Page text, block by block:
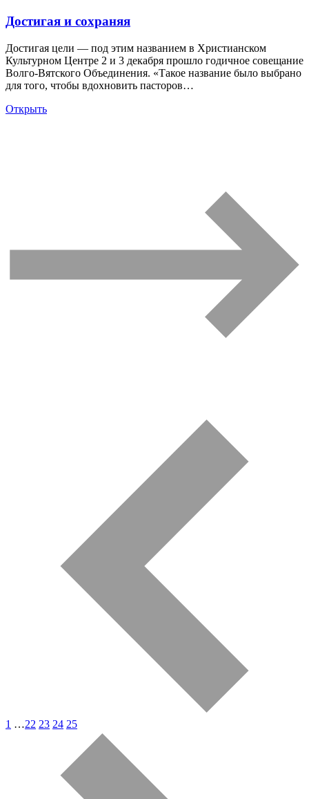
Достигая и сохраняя
Достигая цели — под этим названием в Христианском
Культурном Центре 2 и 3 декабря прошло годичное совещание
Волго-Вятского Объединения. «Такое название было выбрано
для того, чтобы вдохновить пасторов…
Открыть
1 …22 23 24 25